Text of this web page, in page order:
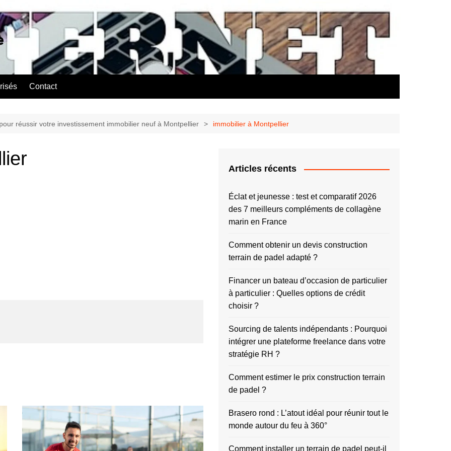
Contact
réussir votre investissement immobilier neuf à Montpellier immobilier à Montpellier
Articles récents
Éclat et jeunesse : test et comparatif 2026
des 7 meilleurs compléments de collagène
marin en France
Comment obtenir un devis construction
terrain de padel adapté ?
Financer un bateau d’occasion de particulier
à particulier : Quelles options de crédit
choisir ?
Sourcing de talents indépendants : Pourquoi
intégrer une plateforme freelance dans votre
stratégie RH ?
Comment estimer le prix construction terrain
de padel ?
Brasero rond : L’atout idéal pour réunir tout le
monde autour du feu à 360°
Comment installer un terrain de padel peut-il